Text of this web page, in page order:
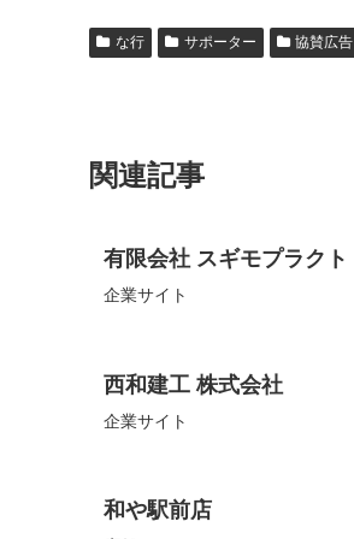
な行 サポーター 協賛広告
関連記事
有限会社 スギモプラクト
企業サイト
西和建工 株式会社
企業サイト
和や駅前店